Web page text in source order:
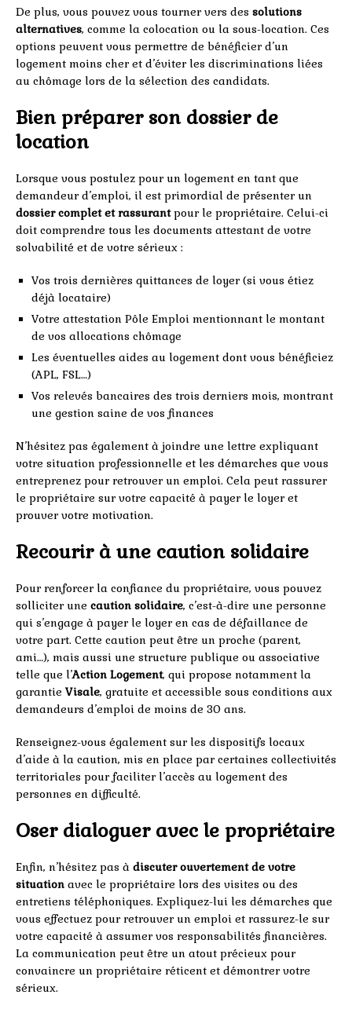
De plus, vous pouvez vous tourner vers des solutions
alternatives, comme la colocation ou la sous-location. Ces
options peuvent vous permettre de bénéficier d’un
logement moins cher et d’éviter les discriminations liées
au chômage lors de la sélection des candidats.
Bien préparer son dossier de
location
Lorsque vous postulez pour un logement en tant que
demandeur d’emploi, il est primordial de présenter un
dossier complet et rassurantpour le propriétaire. Celui-ci
doit comprendre tous les documents attestant de votre
solvabilité et de votre sérieux :
Vos trois dernières quittances de loyer (si vous étiez
déjà locataire)
Votre attestation Pôle Emploi mentionnant le montant
de vos allocations chômage
Les éventuelles aides au logement dont vous bénéficiez
(APL, FSL…)
Vos relevés bancaires des trois derniers mois, montrant
une gestion saine de vos finances
N’hésitez pas également à joindre une lettre expliquant
votre situation professionnelle et les démarches que vous
entreprenez pour retrouver un emploi. Cela peut rassurer
le propriétaire sur votre capacité à payer le loyer et
prouver votre motivation.
Recourir à une caution solidaire
Pour renforcer la confiance du propriétaire, vous pouvez
solliciter une caution solidaire, c’est-à-dire une personne
qui s’engage à payer le loyer en cas de défaillance de
votre part. Cette caution peut être un proche (parent,
ami…), mais aussi une structure publique ou associative
telle que l’Action Logement, qui propose notamment la
garantie Visale, gratuite et accessible sous conditions aux
demandeurs d’emploi de moins de 30 ans.
Renseignez-vous également sur les dispositifs locaux
d’aide à la caution, mis en place par certaines collectivités
territoriales pour faciliter l’accès au logement des
personnes en difficulté.
Oser dialoguer avec le propriétaire
Enfin, n’hésitez pas à discuter ouvertement de votre
situation avec le propriétaire lors des visites ou des
entretiens téléphoniques. Expliquez-lui les démarches que
vous effectuez pour retrouver un emploi et rassurez-le sur
votre capacité à assumer vos responsabilités financières.
La communication peut être un atout précieux pour
convaincre un propriétaire réticent et démontrer votre
sérieux.